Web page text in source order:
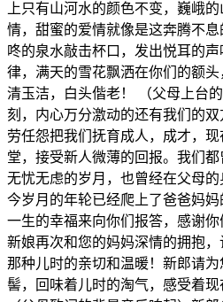
上只有山河水的颜色不变，巍峨
情，甜蜜的爱情就像是这奔腾不
咚的泉水敲击杯口，发出悦耳的
律，满天的雪花飘洒在你们的额
清玉洁，白头偕老！ （父母上台
刻，内心万分激动的还有我们的
劳任怨把我们抚育成人，成才，
堂，接受新人微薄的回报。我们
无忧无虑的岁月，也曾经在父母
今岁月的年轮已经爬上了爸爸妈
一生的幸福来向你们报答，感谢
新娘再次和您的妈妈深情的拥抱
那种儿时的亲切和温暖！新郎请
髻，回味着儿时的淘气，感受着现